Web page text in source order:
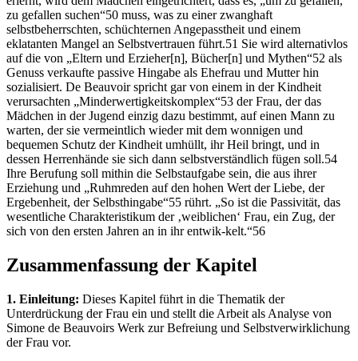
zu gefallen suchen“50 muss, was zu einer zwanghaft
selbstbeherrschten, schüchternen Angepasstheit und einem
eklatanten Mangel an Selbstvertrauen führt.51 Sie wird alternativlos
auf die von „Eltern und Erzieher[n], Bücher[n] und Mythen“52 als
Genuss verkaufte passive Hingabe als Ehefrau und Mutter hin
sozialisiert. De Beauvoir spricht gar von einem in der Kindheit
verursachten „Minderwertigkeitskomplex“53 der Frau, der das
Mädchen in der Jugend einzig dazu bestimmt, auf einen Mann zu
warten, der sie vermeintlich wieder mit dem wonnigen und
bequemen Schutz der Kindheit umhüllt, ihr Heil bringt, und in
dessen Herrenhände sie sich dann selbstverständlich fügen soll.54
Ihre Berufung soll mithin die Selbstaufgabe sein, die aus ihrer
Erziehung und „Ruhmreden auf den hohen Wert der Liebe, der
Ergebenheit, der Selbsthingabe“55 rührt. „So ist die Passivität, das
wesentliche Charakteristikum der ‚weiblichen‘ Frau, ein Zug, der
sich von den ersten Jahren an in ihr entwik-kelt.“56
Zusammenfassung der Kapitel
1. Einleitung: Dieses Kapitel führt in die Thematik der
Unterdrückung der Frau ein und stellt die Arbeit als Analyse von
Simone de Beauvoirs Werk zur Befreiung und Selbstverwirklichung
der Frau vor.